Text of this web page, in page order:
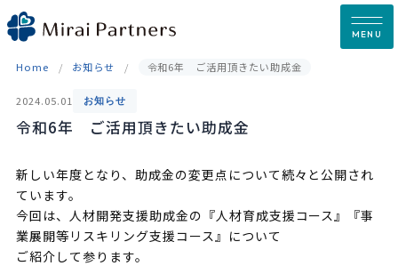
Skip
to
MENU
Home お知らせ 令和6年 ご活用頂きたい助成金
2024.05.01 お知らせ
令和6年 ご活用頂きたい助成金
新しい年度となり、助成金の変更点について続々と公開され
ています。
今回は、人材開発支援助成金の『人材育成支援コース』『事
業展開等リスキリング支援コース』について
ご紹介して参ります。